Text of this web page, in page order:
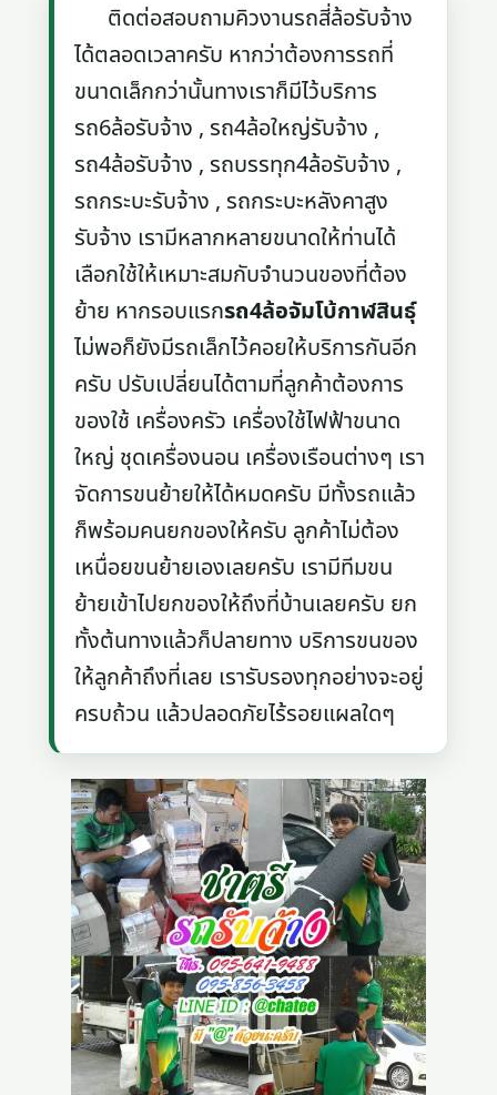
ติดต่อสอบถามคิวงานรถสี่ล้อรับจ้าง
ได้ตลอดเวลาครับ หากว่าต้องการรถที่
ขนาดเล็กกว่านั้นทางเราก็มีไว้บริการ
รถ6ล้อรับจ้าง , รถ4ล้อใหญ่รับจ้าง ,
รถ4ล้อรับจ้าง , รถบรรทุก4ล้อรับจ้าง ,
รถกระบะรับจ้าง , รถกระบะหลังคาสูง
รับจ้าง เรามีหลากหลายขนาดให้ท่านได้
เลือกใช้ให้เหมาะสมกับจำนวนของที่ต้อง
ย้าย หากรอบแรกรถ4ล้อจัมโบ้กาฬสินธุ์
ไม่พอก็ยังมีรถเล็กไว้คอยให้บริการกันอีก
ครับ ปรับเปลี่ยนได้ตามที่ลูกค้าต้องการ
ของใช้ เครื่องครัว เครื่องใช้ไฟฟ้าขนาด
ใหญ่ ชุดเครื่องนอน เครื่องเรือนต่างๆ เรา
จัดการขนย้ายให้ได้หมดครับ มีทั้งรถแล้ว
ก็พร้อมคนยกของให้ครับ ลูกค้าไม่ต้อง
เหนื่อยขนย้ายเองเลยครับ เรามีทีมขน
ย้ายเข้าไปยกของให้ถึงที่บ้านเลยครับ ยก
ทั้งต้นทางแล้วก็ปลายทาง บริการขนของ
ให้ลูกค้าถึงที่เลย เรารับรองทุกอย่างจะอยู่
ครบถ้วน แล้วปลอดภัยไร้รอยแผลใดๆ